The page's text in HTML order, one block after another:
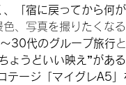
、「宿に戻ってから何
、写真を撮りたくな
30代のグループ旅行
ょうどいい映え”があ
テージ「マイグレA5